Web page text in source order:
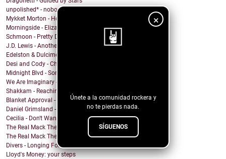
×
Únete a la comunidad rockera y
no te pierdas nada.
SÍGUENOS
unpolished* - nobody knows
Mykket Morton - Home
Morningside - Elizabeth
Schmoon - Pretty Darn Pretty
J.D. Lewis - Another Life
Edelston & Dulcimer - Call Me (Blondie Cover)
Desi and Cody - Chanticleer
Midnight Blvd - Some other day
We Are Imaginary - Pinkish Hue
Shakkam - Reaching the Skies
Blanket Approval - Hot Sweaty Summer
Daniel Grimsland - Rock & Roll Christmas (George T...
Cecilia - Don't Wanna Cry
The Real Mack The Knife - Club Sevilla
The Real Mack The Knife - Our Spirits Rise (El Día...
Divers - Longing For The Light
Lloyd's Money: your steps